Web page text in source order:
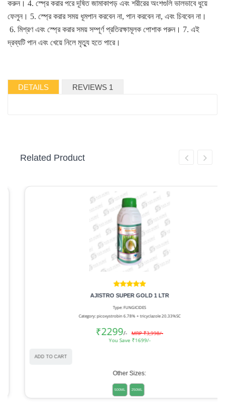
করুন। 4. স্প্রে করার পরে দূষিত জামাকাপড় এবং শরীরের অংশগুলি ভালভাবে ধুয়ে
ফেলুন। 5. স্প্রে করার সময় ধূমপান করবেন না, পান করবেন না, এবং চিববেন না।
6. মিশ্রণ এবং স্প্রে করার সময় সম্পূর্ণ প্রতিরক্ষামূলক পোশাক পরুন। 7. এই
দ্রব্যটি পান এবং খেয়ে নিলে মৃত্যু হতে পারে।
DETAILS REVIEWS 1
Related Product
AJISTRO SUPER GOLD 1 LTR
Type: FUNGICIDES
Category: picoxystrobin 6.78% + tricyclazole 20.33%SC
₹2299/- MRP ₹3,998/-
You Save ₹1699/-
ADD TO CART
Other Sizes:
250ML